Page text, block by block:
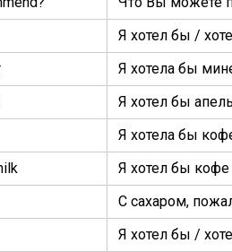
Я хотел бы /
Я хотела бы
Я хотел бы
Я хотела бы
Я хотел бы
С сахаром,
Я хотел бы /